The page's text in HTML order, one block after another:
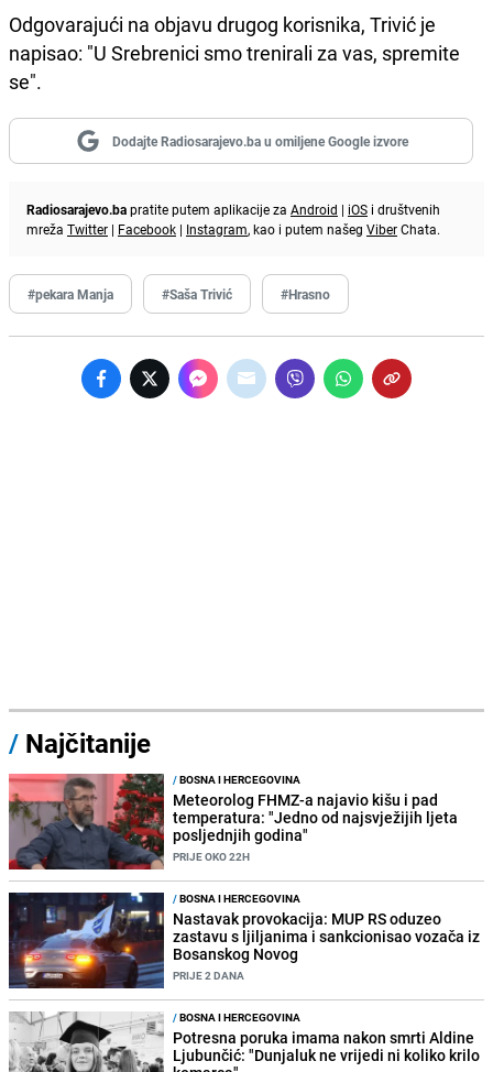
Odgovarajući na objavu drugog korisnika, Trivić je
napisao: "U Srebrenici smo trenirali za vas, spremite
se".
Dodajte Radiosarajevo.ba u omiljene Google izvore
Radiosarajevo.bapratite putem aplikacije za Android | iOS i društvenih
mreža Twitter | Facebook | Instagram, kao i putem našeg ViberChata.
#pekara Manja #Saša Trivić #Hrasno
/ Najčitanije
/BOSNA I HERCEGOVINA
Meteorolog FHMZ-a najavio kišu i pad
temperatura: "Jedno od najsvježijih ljeta
posljednjih godina"
PRIJE OKO 22H
/BOSNA I HERCEGOVINA
Nastavak provokacija: MUP RS oduzeo
zastavu s ljiljanima i sankcionisao vozača iz
Bosanskog Novog
PRIJE 2 DANA
/BOSNA I HERCEGOVINA
Potresna poruka imama nakon smrti Aldine
Ljubunčić: "Dunjaluk ne vrijedi ni koliko krilo